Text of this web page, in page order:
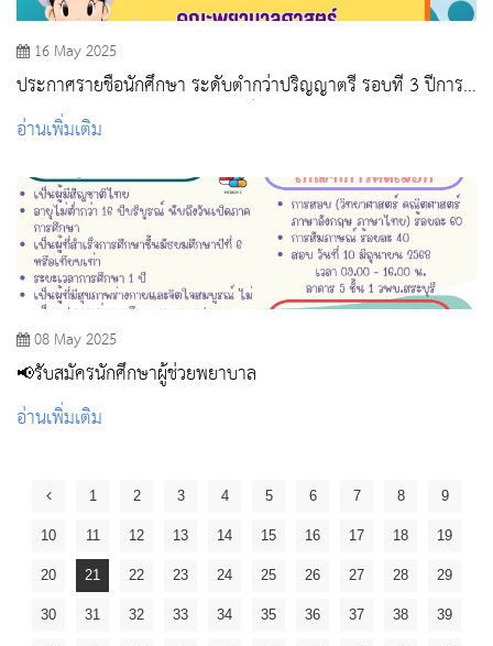
16 May 2025
ประกาศรายชื่อนักศึกษา ระดับต่ำกว่าปริญญาตรี รอบที่ 3 ปีการ
ศึกษา 2568 คณะพยาบาลศาสตร์ หลักสูตรประกาศนียบัตรผู้ช่วย
พยาบาล
อ่านเพิ่มเติม
08 May 2025
📢รับสมัครนักศึกษาผู้ช่วยพยาบาล
อ่านเพิ่มเติม
1 2 3 4 5 6 7 8 9
10 11 12 13 14 15 16 17 18 19
20 21 22 23 24 25 26 27 28 29
30 31 32 33 34 35 36 37 38 39